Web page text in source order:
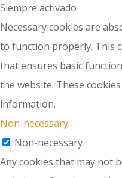
Siempre activado
Necessary cookies are
to function properly. This
that ensures basic
the website. These
information.
Non-necessary
Non-necessary
Any cookies that may not